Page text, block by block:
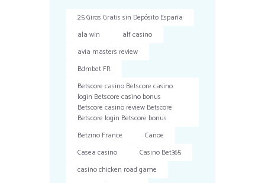
25 Giros Gratis sin Depósito España
ala win
alf casino
avia masters review
Bdmbet FR
Betscore casino Betscore casino
login Betscore casino bonus
Betscore casino review Betscore
Betscore login Betscore bonus
Betzino France
Canoe
Casea casino
Casino Bet365
casino chicken road game